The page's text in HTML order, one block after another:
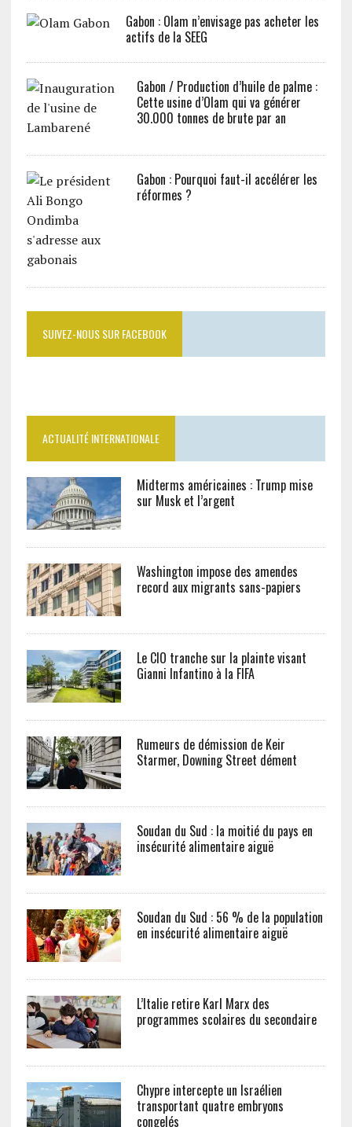
Gabon : Olam n’envisage pas acheter les
actifs de la SEEG
Gabon / Production d’huile de palme :
Cette usine d’Olam qui va générer
30.000 tonnes de brute par an
Gabon : Pourquoi faut-il accélérer les
réformes ?
SUIVEZ-NOUS SUR FACEBOOK
ACTUALITÉ INTERNATIONALE
Midterms américaines : Trump mise
sur Musk et l’argent
Washington impose des amendes
record aux migrants sans-papiers
Le CIO tranche sur la plainte visant
Gianni Infantino à la FIFA
Rumeurs de démission de Keir
Starmer, Downing Street dément
Soudan du Sud : la moitié du pays en
insécurité alimentaire aiguë
Soudan du Sud : 56 % de la population
en insécurité alimentaire aiguë
L’Italie retire Karl Marx des
programmes scolaires du secondaire
Chypre intercepte un Israélien
transportant quatre embryons
congelés